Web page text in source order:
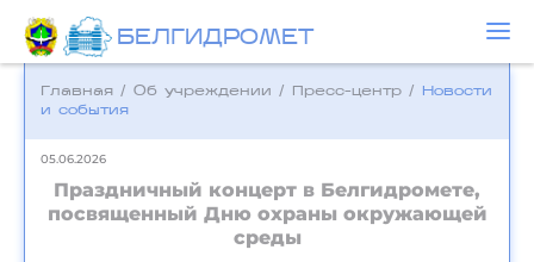
БЕЛГИДРОМЕТ
Главная / Об учреждении / Пресс-центр /
Новости
и события
05.06.2026
Праздничный концерт в Белгидромете,
посвященный Дню охраны окружающей
среды